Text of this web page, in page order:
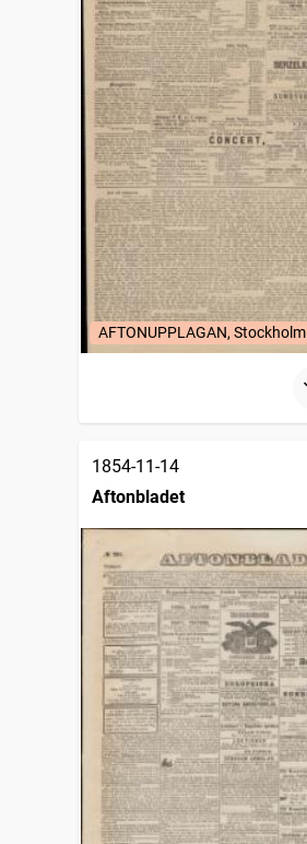
AFTONUPPLAGAN, Stockholm
1854-11-14
Aftonbladet